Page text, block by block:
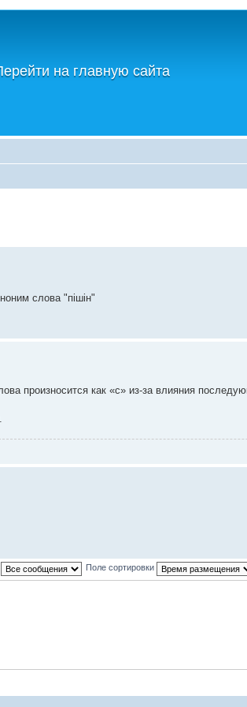
на главную сайта
слова "пішін"
произносится как «с» из-за влияния
Поле сортировки